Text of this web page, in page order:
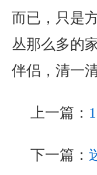
而已，只是
丛那么多的
伴侣，清一
上一篇：
下一篇：